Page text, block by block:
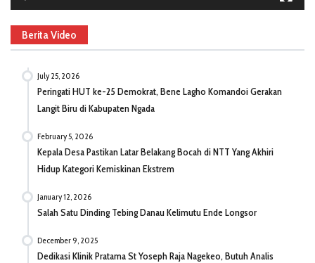
Berita Video
July 25, 2026
Peringati HUT ke-25 Demokrat, Bene Lagho Komandoi Gerakan
Langit Biru di Kabupaten Ngada
February 5, 2026
Kepala Desa Pastikan Latar Belakang Bocah di NTT Yang Akhiri
Hidup Kategori Kemiskinan Ekstrem
January 12, 2026
Salah Satu Dinding Tebing Danau Kelimutu Ende Longsor
December 9, 2025
Dedikasi Klinik Pratama St Yoseph Raja Nagekeo, Butuh Analis